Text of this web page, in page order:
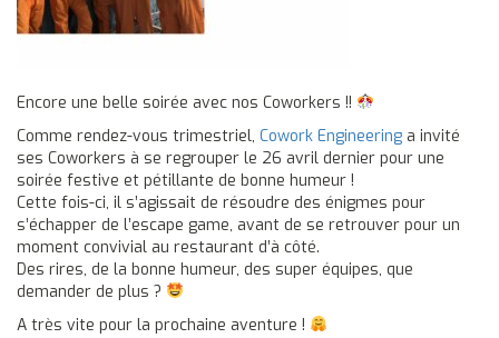
Encore une belle soirée avec nos Coworkers !!
Comme rendez-vous trimestriel, Cowork Engineering a invité
ses Coworkers à se regrouper le 26 avril dernier pour une
soirée festive et pétillante de bonne humeur !
Cette fois-ci, il s’agissait de résoudre des énigmes pour
s’échapper de l’escape game, avant de se retrouver pour un
moment convivial au restaurant d’à côté.
Des rires, de la bonne humeur, des super équipes, que
demander de plus ?
A très vite pour la prochaine aventure !